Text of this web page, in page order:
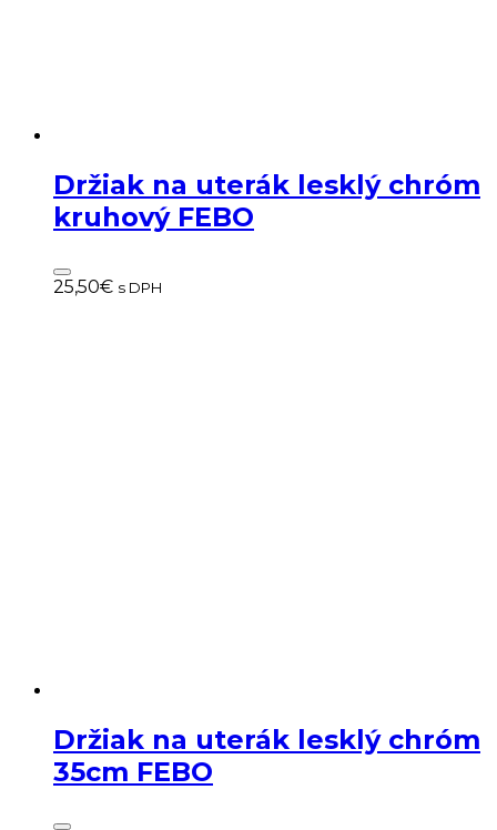
Držiak na uterák lesklý chróm
kruhový FEBO
25,50€ s DPH
Držiak na uterák lesklý chróm
35cm FEBO